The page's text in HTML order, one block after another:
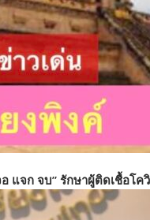
อ แจก จบ” รักษาผู้ติดเชื้อ